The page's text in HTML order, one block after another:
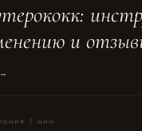
и
1 мин